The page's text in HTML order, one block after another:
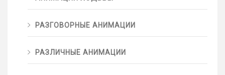
РАЗГОВОРНЫЕ АНИМАЦИИ
РАЗЛИЧНЫЕ АНИМАЦИИ